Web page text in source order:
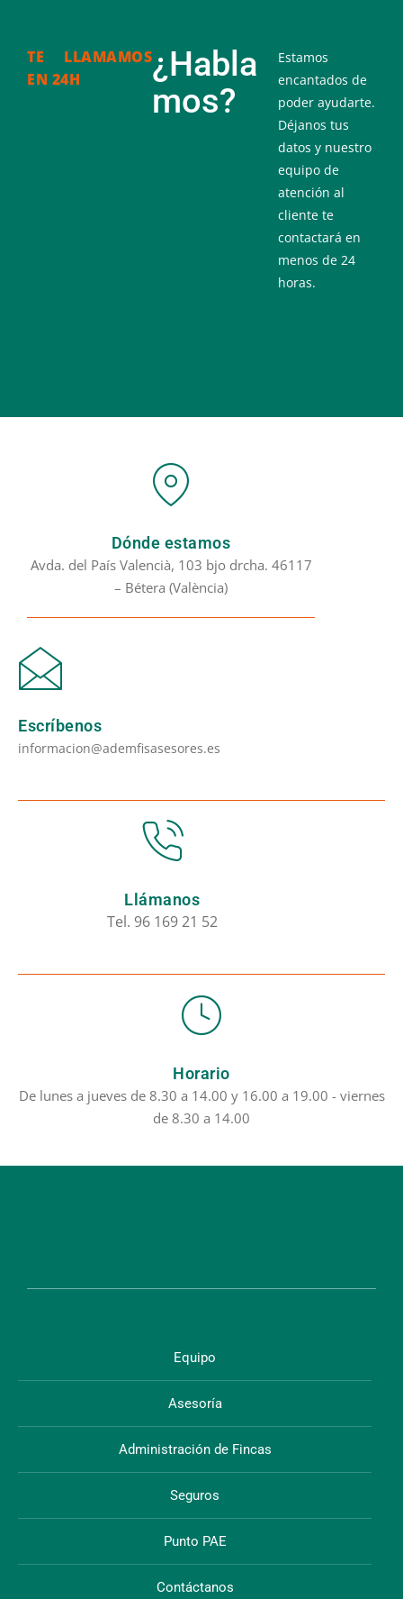
TE LLAMAMOS
EN 24H
¿Habla
mos?
Estamos
encantados de
poder ayudarte.
Déjanos tus
datos y nuestro
equipo de
atención al
cliente te
contactará en
menos de 24
horas.
Dónde estamos
Avda. del País Valencià, 103 bjo drcha. 46117
– Bétera (València)
Escríbenos
informacion@ademfisasesores.es
Llámanos
Tel. 96 169 21 52
Horario
De lunes a jueves de 8.30 a 14.00 y 16.00 a 19.00 - viernes
de 8.30 a 14.00
Equipo
Asesoría
Administración de Fincas
Seguros
Punto PAE
Contáctanos